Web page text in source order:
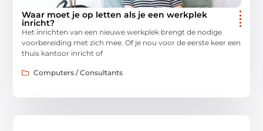
Waar moet je op letten als je een werkplek
inricht?
Het inrichten van een nieuwe werkplek brengt de nodige
voorbereiding met zich mee. Of je nou voor de eerste keer een
thuis kantoor inricht of
Computers / Consultants